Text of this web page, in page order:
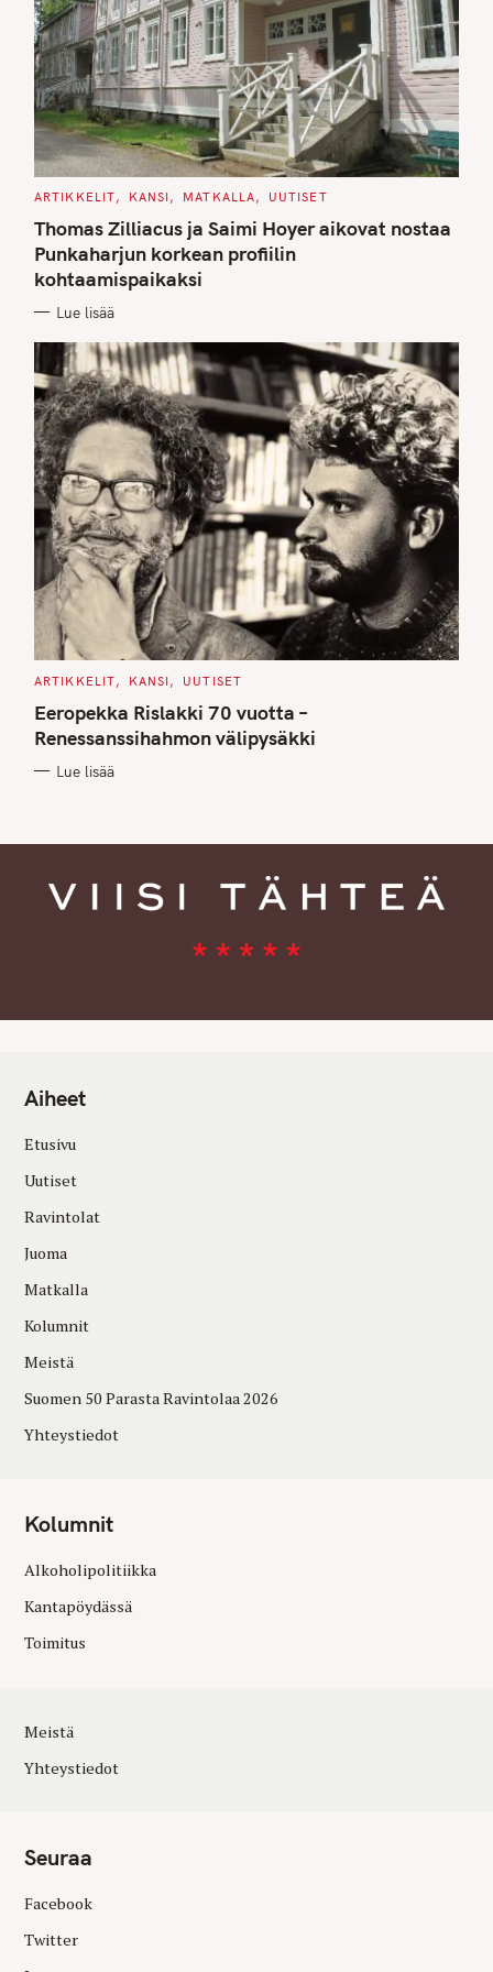
C
T
E
G
O
R
I
S
ARTIKKELIT KANSI MATKALLA UUTISET
Thomas Zilliacus ja Saimi Hoyer aikovat nostaa
Punkaharjun korkean profiilin
kohtaamispaikaksi
Lue lisää
C
T
E
G
O
I
ARTIKKELIT KANSI UUTISET
Eeropekka Rislakki 70 vuotta –
Renessanssihahmon välipysäkki
Lue lisää
Aiheet
Etusivu
Uutiset
Ravintolat
Juoma
Matkalla
Kolumnit
Meistä
Suomen 50 Parasta Ravintolaa 2026
Yhteystiedot
Kolumnit
Alkoholipolitiikka
Kantapöydässä
Toimitus
Meistä
Yhteystiedot
Seuraa
Facebook
Twitter